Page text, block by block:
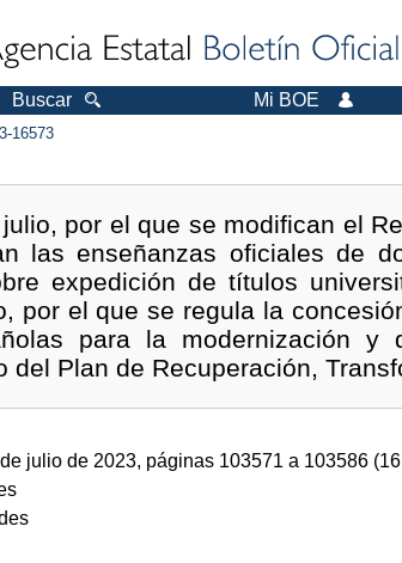
Buscar Mi BOE
16573
por el que se modifican el
las enseñanzas oficiales de
expedición de títulos
por el que se regula la
para la modernización y
del Plan de Recuperación,
julio de 2023, páginas 103571 a 103586 (16